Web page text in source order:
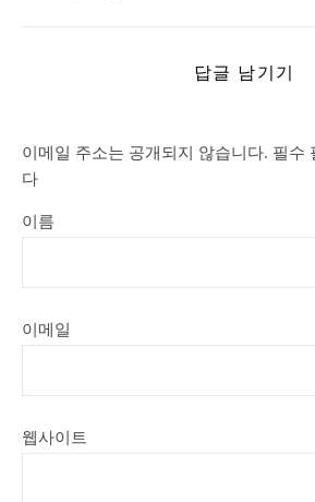
답글 남기기
이메일 주소는 공개되지 않습니다. 필수
다
이름
이메일
웹사이트